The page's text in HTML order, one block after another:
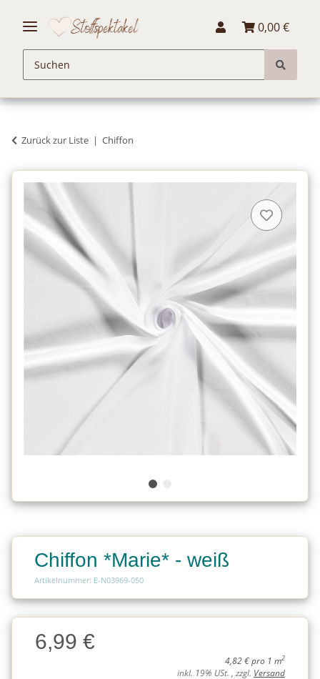
0,00 €
Zurück zur Liste Chiffon
Chiffon *Marie* - weiß
Artikelnummer: E-N03969-050
Charge
Charge6,99 €
4,82 € pro 1 m2
inkl. 19% USt. , zzgl. Versand